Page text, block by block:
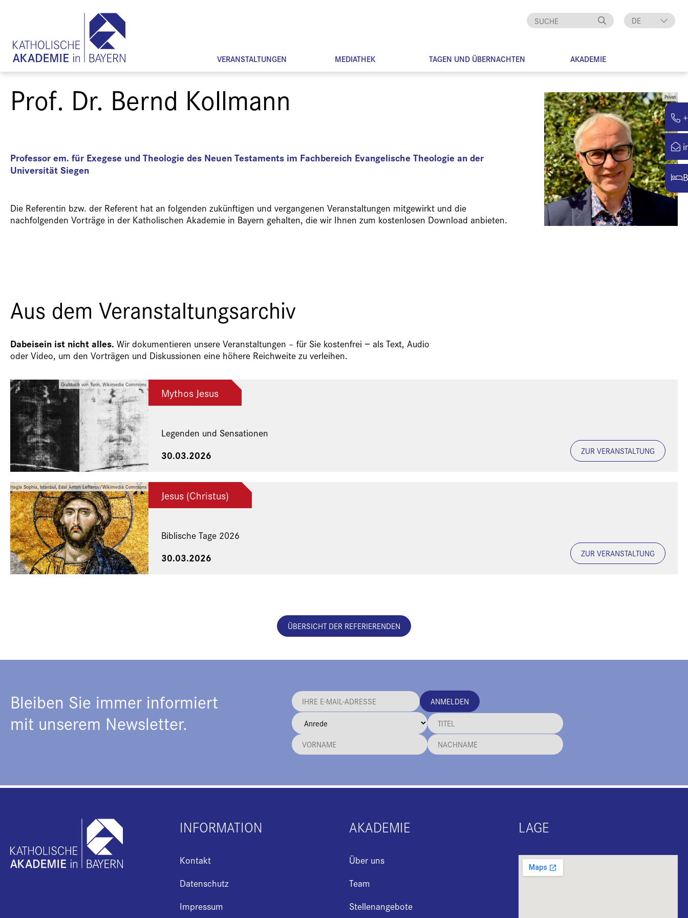
DE
VERANSTALTUNGEN MEDIATHEK TAGEN UND ÜBERNACHTEN AKADEMIE
Prof. Dr. Bernd Kollmann
Professor em. für Exegese und Theologie des Neuen Testaments im Fachbereich Evangelische Theologie an der
Universität Siegen
Die Referentin bzw. der Referent hat an folgenden zukünftigen und vergangenen Veranstaltungen mitgewirkt und die
nachfolgenden Vorträge in der Katholischen Akademie in Bayern gehalten, die wir Ihnen zum kostenlosen Download anbieten.
Privat
Aus dem Veranstaltungsarchiv
Dabeisein ist nicht alles. Wir dokumentieren unsere Veranstaltungen – für Sie kostenfrei − als Text, Audio
oder Video, um den Vorträgen und Diskussionen eine höhere Reichweite zu verleihen.
Grabtuch von Turin, Wikimedia Commons
Mythos Jesus
Legenden und Sensationen
30.03.2026 ZUR VERANSTALTUNG
Hagia Sophia, Istanbul, Edal Anton Lefterov/Wikimedia Commons
Jesus (Christus)
Biblische Tage 2026
30.03.2026 ZUR VERANSTALTUNG
ÜBERSICHT DER REFERIERENDEN
Bleiben Sie immer informiert
mit unserem Newsletter.
ANMELDEN
INFORMATION
Kontakt
Datenschutz
Impressum
AKADEMIE
Über uns
Team
Stellenangebote
LAGE